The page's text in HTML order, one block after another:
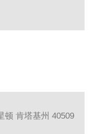
顿 肯塔基州 40509